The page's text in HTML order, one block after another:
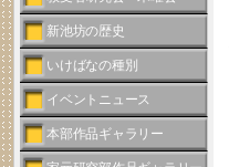
新池坊の歴史
いけばなの種別
イベントニュース
本部作品ギャラリー